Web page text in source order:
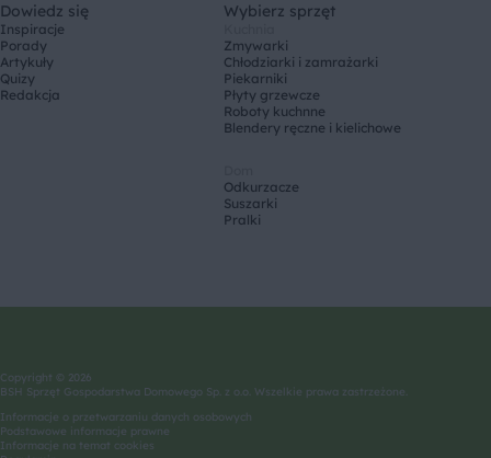
Dowiedz się
Inspiracje
Porady
Artykuły
Quizy
Redakcja
Wybierz sprzęt
Zmywarki
Chłodziarki i zamrażarki
Piekarniki
Płyty grzewcze
Roboty kuchnne
Blendery ręczne i kielichowe
Odkurzacze
Suszarki
Pralki
Copyright © 2026
BSH Sprzęt Gospodarstwa Domowego Sp. z o.o. Wszelkie prawa zastrzeżone.
Informacje o przetwarzaniu danych osobowych
Podstawowe informacje prawne
Informacje na temat cookies